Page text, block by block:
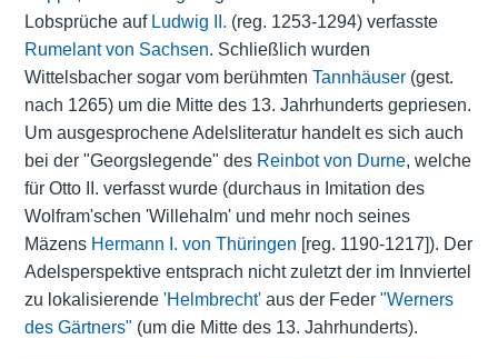
Lobsprüche auf Ludwig II. (reg. 1253-1294) verfasste
Rumelant von Sachsen. Schließlich wurden
Wittelsbacher sogar vom berühmten Tannhäuser(gest.
nach 1265) um die Mitte des 13. Jahrhunderts gepriesen.
Um ausgesprochene Adelsliteratur handelt es sich auch
bei der "Georgslegende" des Reinbot von Durne, welche
für Otto II. verfasst wurde (durchaus in Imitation des
Wolfram'schen 'Willehalm' und mehr noch seines
Mäzens Hermann I. von Thüringen [reg. 1190-1217]). Der
Adelsperspektive entsprach nicht zuletzt der im Innviertel
zu lokalisierende 'Helmbrecht'aus der Feder "Werners
des Gärtners" (um die Mitte des 13. Jahrhunderts).